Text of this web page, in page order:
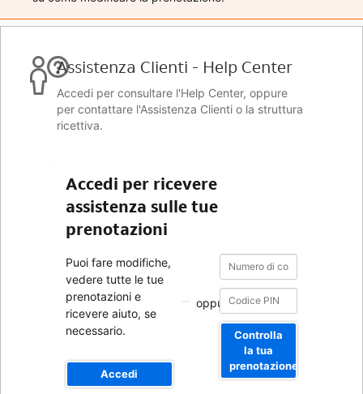
Assistenza Clienti - Help Center
Accedi per consultare l'Help Center, oppure
per contattare l'Assistenza Clienti o la struttura
ricettiva.
Accedi per ricevere
assistenza sulle tue
prenotazioni
Puoi fare modifiche,
vedere tutte le tue
prenotazioni e
ricevere aiuto, se
necessario.
Accedi
oppure
Numero
di
conferma
Numero
conferma
Controlla
la tua
prenotazione